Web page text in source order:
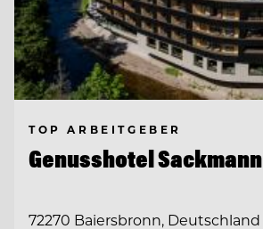
TOP ARBEITGEBER
Genusshotel Sackmann
72270 Baiersbronn, Deutschland